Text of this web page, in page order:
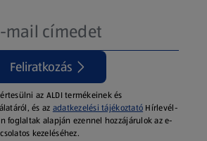
Feliratkozás
az ALDI termékeinek és
és az adatkezelési tájékoztató Hírlevél-
foglaltak alapján ezennel hozzájárulok az e-
kezeléséhez.